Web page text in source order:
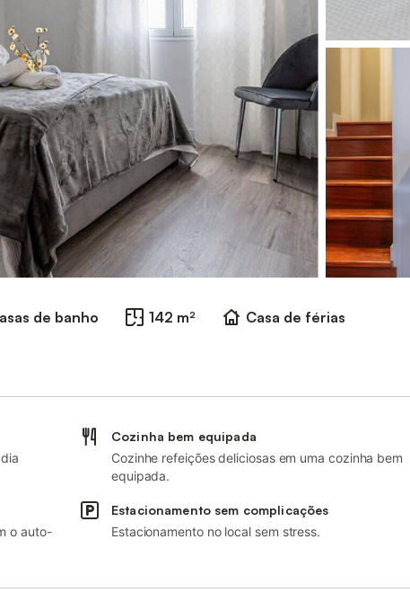
de banho 142 m²
Casa de férias
Cozinha bem equipada
Cozinhe refeições deliciosas em uma cozinha bem
equipada.
o auto-
Estacionamento sem complicações
Estacionamento no local sem stress.